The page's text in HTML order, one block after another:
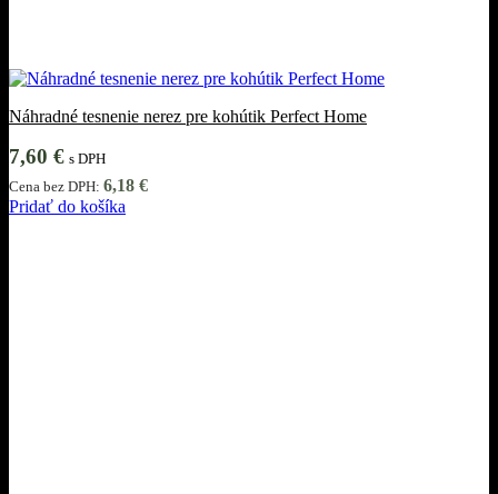
Náhradné tesnenie nerez pre kohútik Perfect Home
7,60 € s DPH
Cena bez DPH: 6,18 €
Pridať do košíka